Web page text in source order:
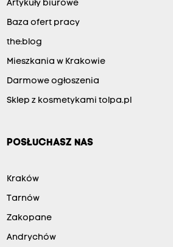
Artykuły biurowe
Baza ofert pracy
the:blog
Mieszkania w Krakowie
Darmowe ogłoszenia
Sklep z kosmetykami tolpa.pl
POSŁUCHASZ NAS
Kraków
Tarnów
Zakopane
Andrychów